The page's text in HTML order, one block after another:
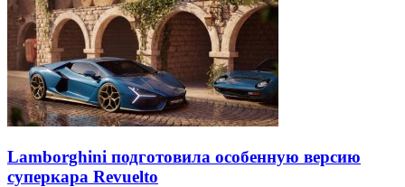
Lamborghini подготовила особенную версию
суперкара Revuelto